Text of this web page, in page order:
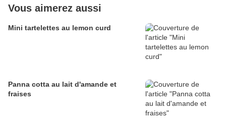
Vous aimerez aussi
Mini tartelettes au lemon curd
Panna cotta au lait d'amande et
fraises